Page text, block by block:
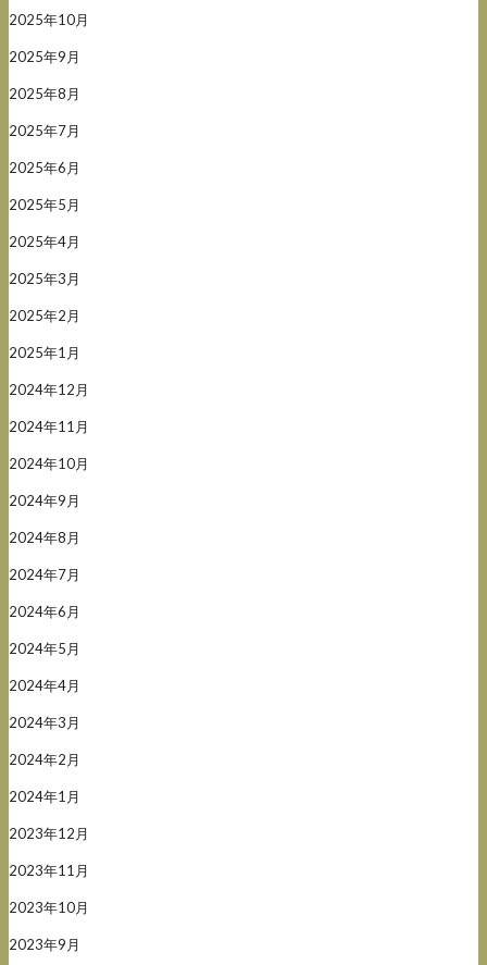
2025年10月
2025年9月
2025年8月
2025年7月
2025年6月
2025年5月
2025年4月
2025年3月
2025年2月
2025年1月
2024年12月
2024年11月
2024年10月
2024年9月
2024年8月
2024年7月
2024年6月
2024年5月
2024年4月
2024年3月
2024年2月
2024年1月
2023年12月
2023年11月
2023年10月
2023年9月